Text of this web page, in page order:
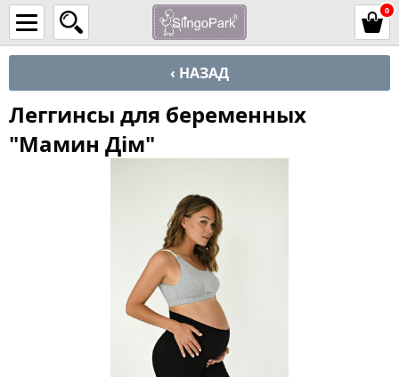
0
‹ НАЗАД
Леггинсы для беременных
"Мамин Дім"